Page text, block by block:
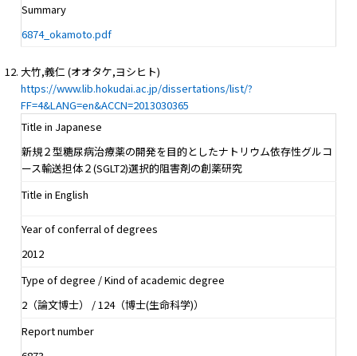
Summary
6874_okamoto.pdf
大竹,義仁 (オオタケ,ヨシヒト)
https://www.lib.hokudai.ac.jp/dissertations/list/?
FF=4&LANG=en&ACCN=2013030365
Title in Japanese
新規２型糖尿病治療薬の開発を目的としたナトリウム依存性グルコ
ース輸送担体２(SGLT2)選択的阻害剤の創薬研究
Title in English
Year of conferral of degrees
2012
Type of degree / Kind of academic degree
2（論文博士） / 124（博士(生命科学)）
Report number